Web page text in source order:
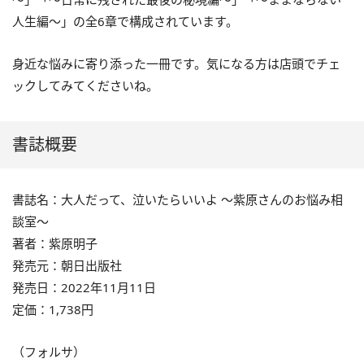
人生編～」の全6章で構成されています。
身近な悩みに寄り添った一冊です。気になる方は店頭でチェ
ックしてみてくださいね。
書誌概要
書誌名：大人だって、泣いたらいいよ ～紫原さんのお悩み相
談室～
著者：紫原明子
発売元：朝日出版社
発売日：2022年11月11日
定価：1,738円
（フォルサ）